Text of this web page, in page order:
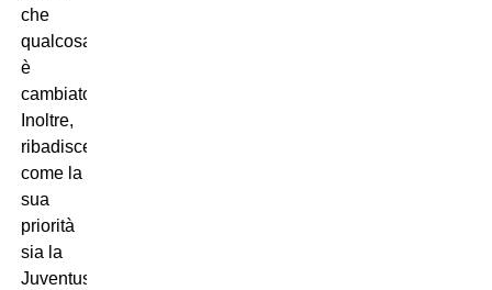
che
qualcosa
è
cambiato.
Inoltre,
ribadisce
come la
sua
priorità
sia la
Juventus.